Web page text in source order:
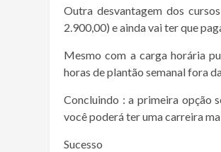
Outra desvantagem dos
2.900,00) e ainda vai ter que
Mesmo com a carga horária
horas de plantão semanal fora
Concluindo : a primeira opção
você poderá ter uma carreira
Sucesso